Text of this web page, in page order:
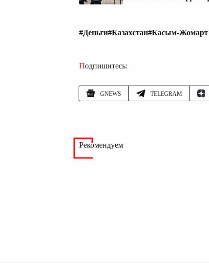
#Деньги#Казахстан#Касым-Жомарт
Подпишитесь:
GNEWS TELEGRAM
Рекомендуем